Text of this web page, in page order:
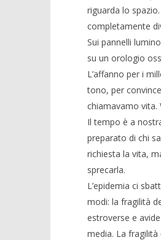
riguarda lo
completamente
Sui pannelli
su un orologio
L’affanno per i
tono, per
chiamavamo vita.
Il tempo è a
preparato di chi
richiesta la vita,
sprecarla.
L’epidemia ci
modi: la fragilità
estroverse e
media. La